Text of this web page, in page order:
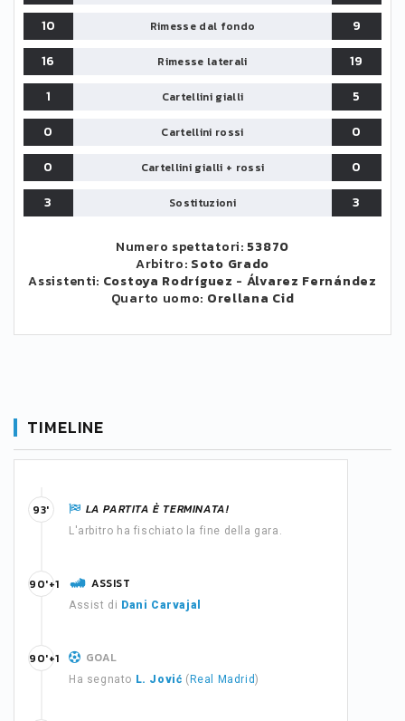
10 Rimesse dal fondo
9
16
Rimesse laterali
19
1
Cartellini gialli
5
0
Cartellini rossi
0
0
Cartellini gialli + rossi
0
3
Sostituzioni 3
Numero spettatori: 53870
Arbitro: Soto Grado
Assistenti: Costoya Rodríguez - Álvarez Fernández
Quarto uomo: Orellana Cid
TIMELINE
LA PARTITA È TERMINATA!
L'arbitro ha fischiato la fine della gara.
93'
ASSIST
Assist di Dani Carvajal
90'+1
GOAL
Ha segnato L. Jović ( Real Madrid)
90'+1